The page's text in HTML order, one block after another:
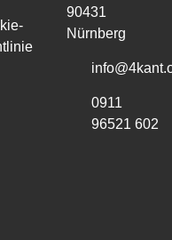
90431
Nürnberg
0911
96521 602